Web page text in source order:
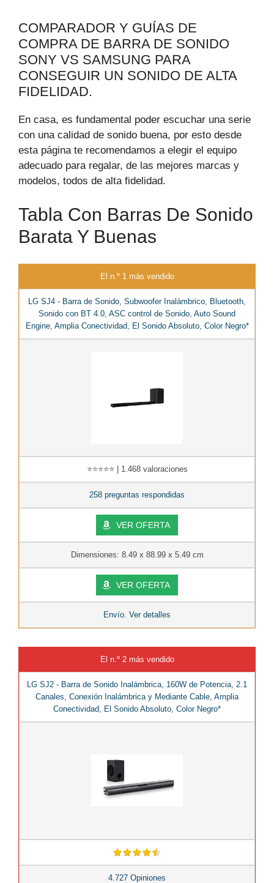
COMPARADOR Y GUÍAS DE
COMPRA DE BARRA DE SONIDO
SONY VS SAMSUNG PARA
CONSEGUIR UN SONIDO DE ALTA
FIDELIDAD.
En casa, es fundamental poder escuchar una serie
con una calidad de sonido buena, por esto desde
esta página te recomendamos a elegir el equipo
adecuado para regalar, de las mejores marcas y
modelos, todos de alta fidelidad.
Tabla Con Barras De Sonido
Barata Y Buenas
El n.º 1 más vendido
LG SJ4 - Barra de Sonido, Subwoofer Inalámbrico, Bluetooth,
Sonido con BT 4.0, ASC control de Sonido, Auto Sound
Engine, Amplia Conectividad, El Sonido Absoluto, Color Negro*
⭐⭐⭐⭐⭐ | 1.468 valoraciones
258 preguntas respondidas
VER OFERTA
Dimensiones: 8.49 x 88.99 x 5.49 cm
VER OFERTA
Envío. Ver detalles
El n.º 2 más vendido
LG SJ2 - Barra de Sonido Inalámbrica, 160W de Potencia, 2.1
Canales, Conexión Inalámbrica y Mediante Cable, Amplia
Conectividad, El Sonido Absoluto, Color Negro*
4.727 Opiniones